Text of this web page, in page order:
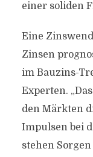
einer soliden
Eine
Zinsen
im Bauzins-
Experten.
den Märkten
Impulsen bei
stehen